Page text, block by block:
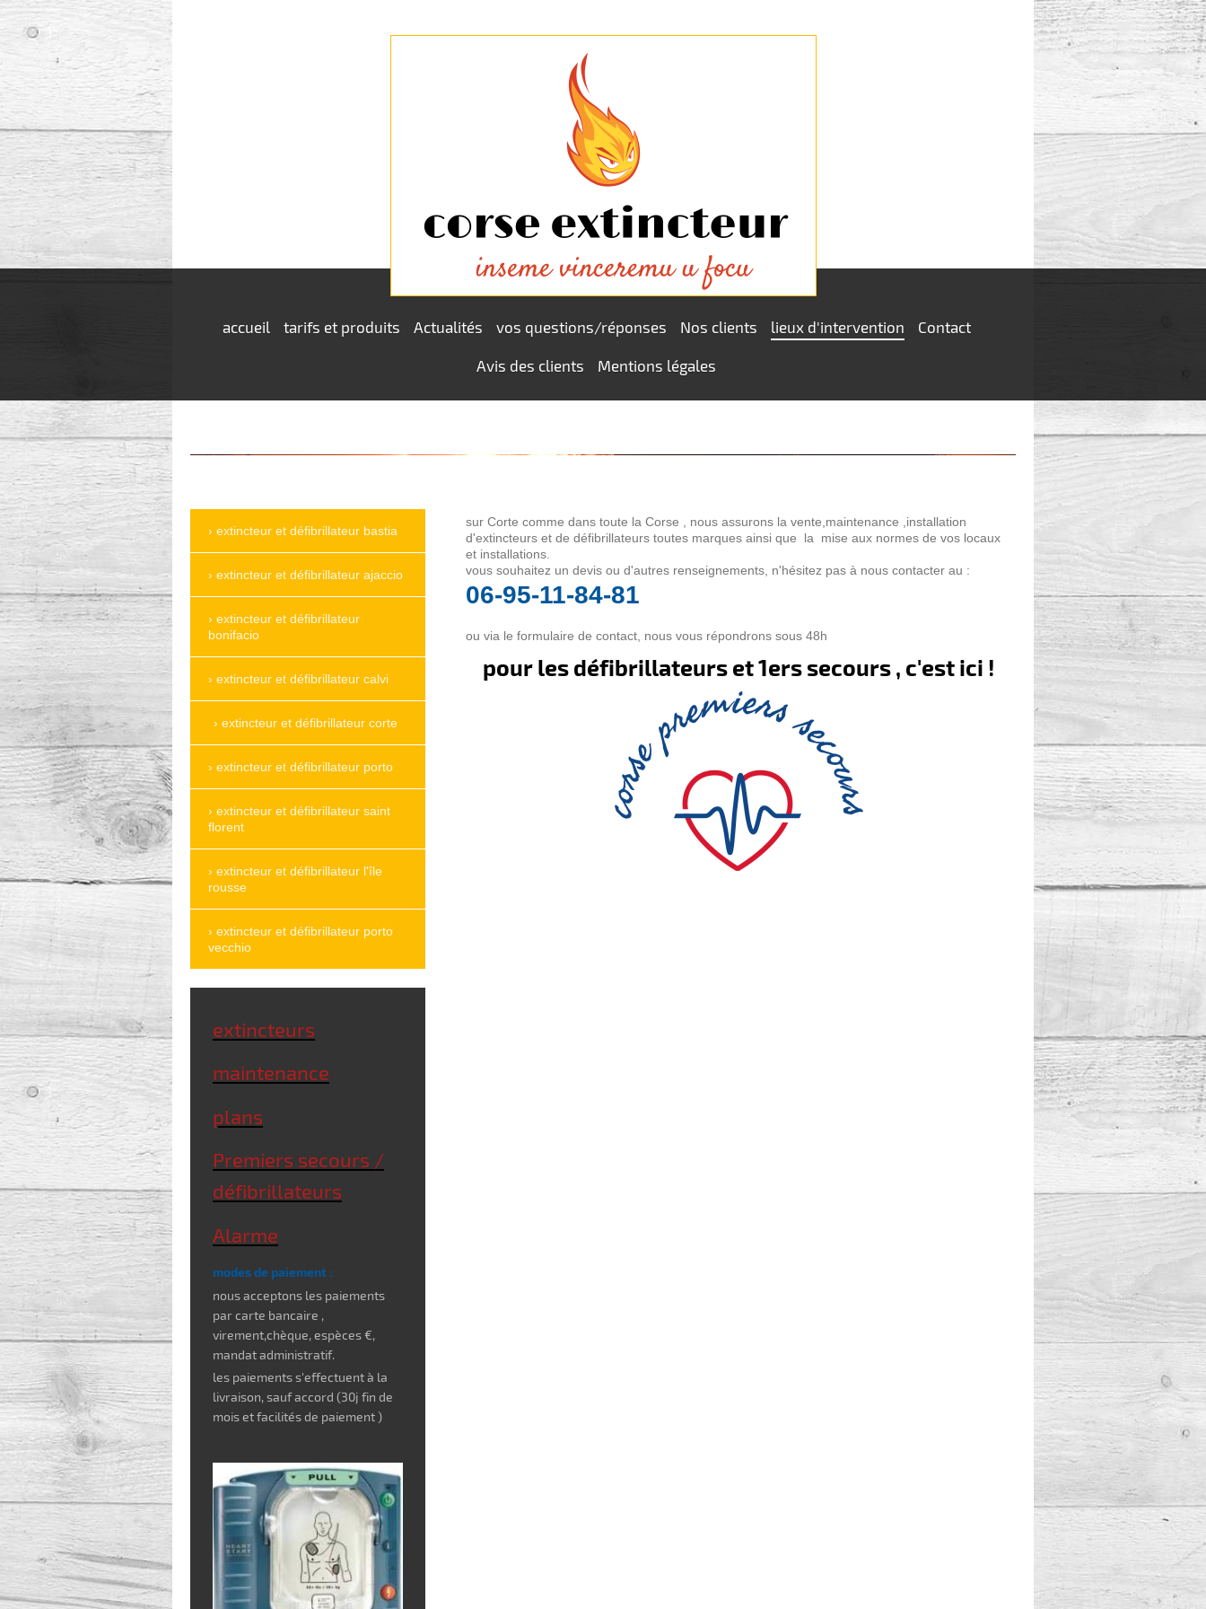
accueil tarifs et produits Actualités vos questions/réponses Nos clients lieux d'intervention Contact
Avis des clients Mentions légales
sur Corte comme dans toute la Corse , nous assurons la vente,maintenance ,installation
d'extincteurs et de défibrillateurs toutes marques ainsi que la mise aux normes de vos locaux
et installations.
vous souhaitez un devis ou d'autres renseignements, n'hésitez pas à nous contacter au :
06-95-11-84-81
ou via le formulaire de contact, nous vous répondrons sous 48h
pour les défibrillateurs et 1ers secours , c'est ici !
extincteur et défibrillateur bastia
extincteur et défibrillateur ajaccio
extincteur et défibrillateur
bonifacio
extincteur et défibrillateur calvi
extincteur et défibrillateur corte
extincteur et défibrillateur porto
extincteur et défibrillateur saint
florent
extincteur et défibrillateur l'île
rousse
extincteur et défibrillateur porto
vecchio
extincteurs
maintenance
plans
Premiers secours /
défibrillateurs
Alarme
modes de paiement :
nous acceptons les paiements
par carte bancaire ,
virement,chèque, espèces €,
mandat administratif.
les paiements s'effectuent à la
livraison, sauf accord (30j fin de
mois et facilités de paiement )